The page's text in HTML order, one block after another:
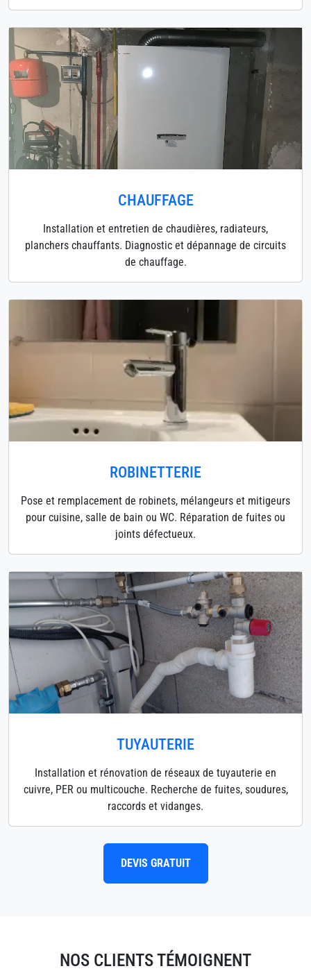
CHAUFFAGE
Installation et entretien de chaudières, radiateurs,
planchers chauffants. Diagnostic et dépannage de circuits
de chauffage.
ROBINETTERIE
Pose et remplacement de robinets, mélangeurs et mitigeurs
pour cuisine, salle de bain ou WC. Réparation de fuites ou
joints défectueux.
TUYAUTERIE
Installation et rénovation de réseaux de tuyauterie en
cuivre, PER ou multicouche. Recherche de fuites, soudures,
raccords et vidanges.
DEVIS GRATUIT
NOS CLIENTS TÉMOIGNENT